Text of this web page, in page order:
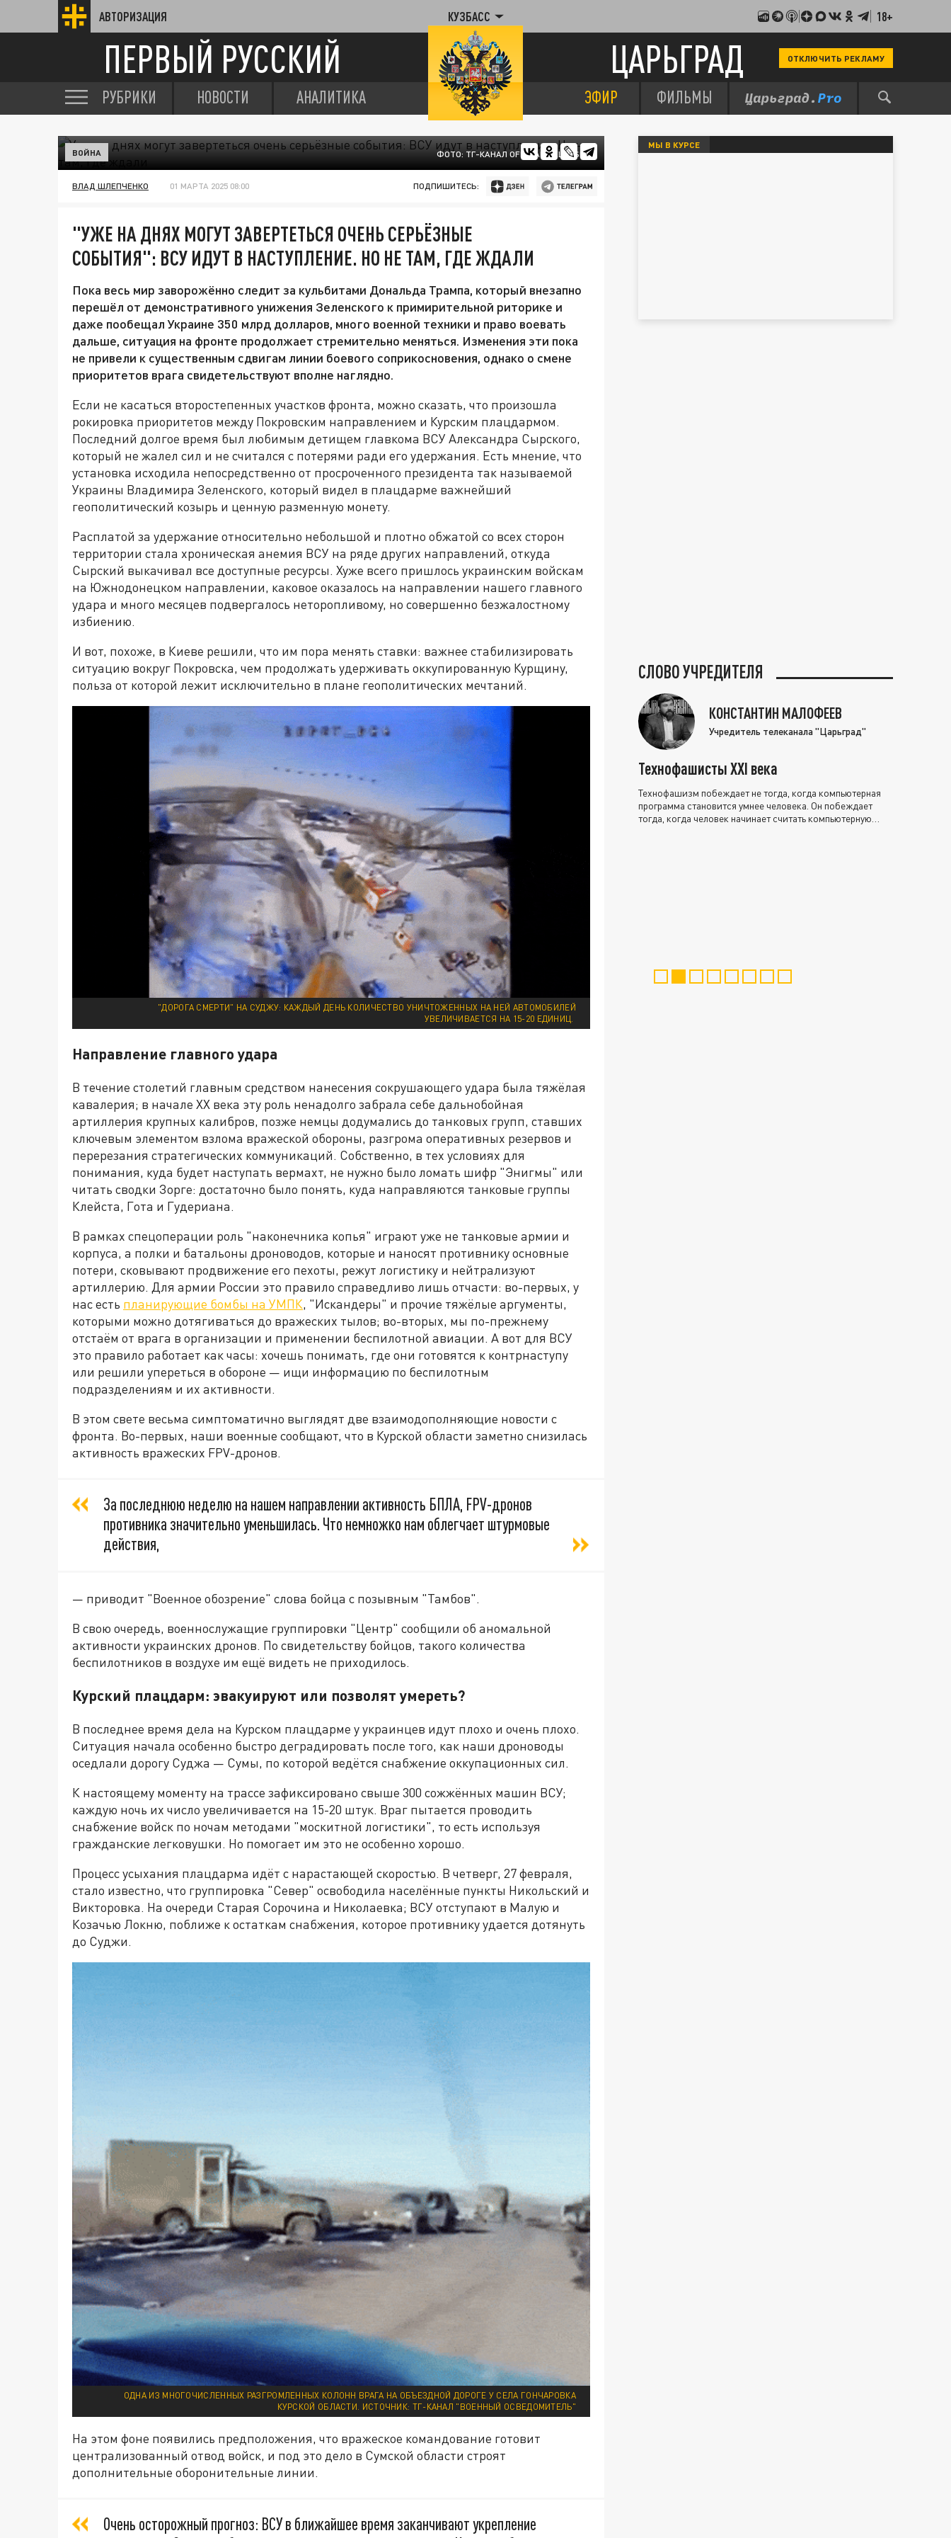
АВТОРИЗАЦИЯ КУЗБАСС 18+
ПЕРВЫЙ РУССКИЙ ЦАРЬГРАД ОТКЛЮЧИТЬ РЕКЛАМУ
РУБРИКИ НОВОСТИ АНАЛИТИКА ЭФИР ФИЛЬМЫ
ФОТО: ТГ-КАНАЛ OFFICIAL/ZELENSKY
ВОЙНА
ВЛАД ШЛЕПЧЕНКО 01 МАРТА 2025 08:00 ПОДПИШИТЕСЬ:
"УЖЕ НА ДНЯХ МОГУТ ЗАВЕРТЕТЬСЯ ОЧЕНЬ СЕРЬЁЗНЫЕ
СОБЫТИЯ": ВСУ ИДУТ В НАСТУПЛЕНИЕ. НО НЕ ТАМ, ГДЕ ЖДАЛИ
Пока весь мир заворожённо следит за кульбитами Дональда Трампа, который внезапно
перешёл от демонстративного унижения Зеленского к примирительной риторике и
даже пообещал Украине 350 млрд долларов, много военной техники и право воевать
дальше, ситуация на фронте продолжает стремительно меняться. Изменения эти пока
не привели к существенным сдвигам линии боевого соприкосновения, однако о смене
приоритетов врага свидетельствуют вполне наглядно.
Если не касаться второстепенных участков фронта, можно сказать, что произошла
рокировка приоритетов между Покровским направлением и Курским плацдармом.
Последний долгое время был любимым детищем главкома ВСУ Александра Сырского,
который не жалел сил и не считался с потерями ради его удержания. Есть мнение, что
установка исходила непосредственно от просроченного президента так называемой
Украины Владимира Зеленского, который видел в плацдарме важнейший
геополитический козырь и ценную разменную монету.
Расплатой за удержание относительно небольшой и плотно обжатой со всех сторон
территории стала хроническая анемия ВСУ на ряде других направлений, откуда
Сырский выкачивал все доступные ресурсы. Хуже всего пришлось украинским войскам
на Южнодонецком направлении, каковое оказалось на направлении нашего главного
удара и много месяцев подвергалось неторопливому, но совершенно безжалостному
избиению.
И вот, похоже, в Киеве решили, что им пора менять ставки: важнее стабилизировать
ситуацию вокруг Покровска, чем продолжать удерживать оккупированную Курщину,
польза от которой лежит исключительно в плане геополитических мечтаний.
"ДОРОГА СМЕРТИ" НА СУДЖУ: КАЖДЫЙ ДЕНЬ КОЛИЧЕСТВО УНИЧТОЖЕННЫХ НА НЕЙ АВТОМОБИЛЕЙ
УВЕЛИЧИВАЕТСЯ НА 15-20 ЕДИНИЦ.
Направление главного удара
В течение столетий главным средством нанесения сокрушающего удара была тяжёлая
кавалерия; в начале XX века эту роль ненадолго забрала себе дальнобойная
артиллерия крупных калибров, позже немцы додумались до танковых групп, ставших
ключевым элементом взлома вражеской обороны, разгрома оперативных резервов и
перерезания стратегических коммуникаций. Собственно, в тех условиях для
понимания, куда будет наступать вермахт, не нужно было ломать шифр "Энигмы" или
читать сводки Зорге: достаточно было понять, куда направляются танковые группы
Клейста, Гота и Гудериана.
В рамках спецоперации роль "наконечника копья" играют уже не танковые армии и
корпуса, а полки и батальоны дроноводов, которые и наносят противнику основные
потери, сковывают продвижение его пехоты, режут логистику и нейтрализуют
артиллерию. Для армии России это правило справедливо лишь отчасти: во-первых, у
нас есть планирующие бомбы на УМПК, "Искандеры" и прочие тяжёлые аргументы,
которыми можно дотягиваться до вражеских тылов; во-вторых, мы по-прежнему
отстаём от врага в организации и применении беспилотной авиации. А вот для ВСУ
это правило работает как часы: хочешь понимать, где они готовятся к контрнаступу
или решили упереться в обороне — ищи информацию по беспилотным
подразделениям и их активности.
В этом свете весьма симптоматично выглядят две взаимодополняющие новости с
фронта. Во-первых, наши военные сообщают, что в Курской области заметно снизилась
активность вражеских FPV-дронов.
За последнюю неделю на нашем направлении активность БПЛА, FPV-дронов
противника значительно уменьшилась. Что немножко нам облегчает штурмовые
действия,
— приводит "Военное обозрение" слова бойца с позывным "Тамбов".
В свою очередь, военнослужащие группировки "Центр" сообщили об аномальной
активности украинских дронов. По свидетельству бойцов, такого количества
беспилотников в воздухе им ещё видеть не приходилось.
Курский плацдарм: эвакуируют или позволят умереть?
В последнее время дела на Курском плацдарме у украинцев идут плохо и очень плохо.
Ситуация начала особенно быстро деградировать после того, как наши дроноводы
оседлали дорогу Суджа — Сумы, по которой ведётся снабжение оккупационных сил.
К настоящему моменту на трассе зафиксировано свыше 300 сожжённых машин ВСУ;
каждую ночь их число увеличивается на 15-20 штук. Враг пытается проводить
снабжение войск по ночам методами "москитной логистики", то есть используя
гражданские легковушки. Но помогает им это не особенно хорошо.
Процесс усыхания плацдарма идёт с нарастающей скоростью. В четверг, 27 февраля,
стало известно, что группировка "Север" освободила населённые пункты Никольский и
Викторовка. На очереди Старая Сорочина и Николаевка; ВСУ отступают в Малую и
Козачью Локню, поближе к остаткам снабжения, которое противнику удается дотянуть
до Суджи.
ОДНА ИЗ МНОГОЧИСЛЕННЫХ РАЗГРОМЛЕННЫХ КОЛОНН ВРАГА НА ОБЪЕЗДНОЙ ДОРОГЕ У СЕЛА ГОНЧАРОВКА
КУРСКОЙ ОБЛАСТИ. ИСТОЧНИК: ТГ-КАНАЛ "ВОЕННЫЙ ОСВЕДОМИТЕЛЬ"
На этом фоне появились предположения, что вражеское командование готовит
централизованный отвод войск, и под это дело в Сумской области строят
дополнительные оборонительные линии.
Очень осторожный прогноз: ВСУ в ближайшее время заканчивают укрепление
МЫ В КУРСЕ
СЛОВО УЧРЕДИТЕЛЯ
КОНСТАНТИН МАЛОФЕЕВ
Учредитель телеканала "Царьград"
Технофашисты XXI века
Технофашизм побеждает не тогда, когда компьютерная
программа становится умнее человека. Он побеждает
тогда, когда человек начинает считать компьютерную